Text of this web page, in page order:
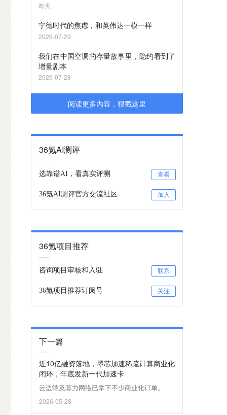
昨天
宁德时代的焦虑，和英伟达一模一样
2026-07-29
我们在中国空调的存量故事里，隐约看到了
增量剧本
2026-07-28
阅读更多内容，狠戳这里
36氪AI测评
选靠谱AI，看真实评测 查看
36氪AI测评官方交流社区 加入
36氪项目推荐
咨询项目审核和入驻 联系
36氪项目推荐订阅号 关注
下一篇
近10亿融资落地，墨芯加速稀疏计算商业化
闭环，年底发新一代加速卡
云边端及算力网络已拿下不少商业化订单。
2026-05-28